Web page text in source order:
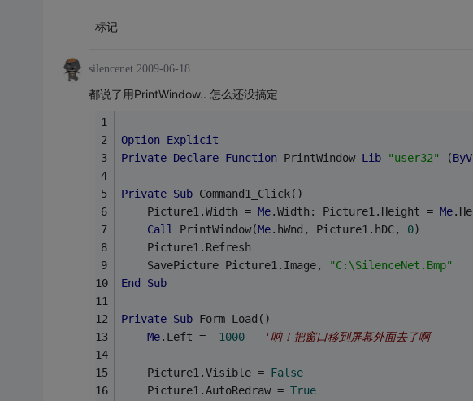
标记
silencenet 2009-06-18
都说了用PrintWindow.. 怎么还没搞定
Option Explicit
Private Declare Function PrintWindow Lib "user32" (
Private Sub Command1_Click()
    Picture1.Width =
Me.Width: Picture1.Height = Me
Call
PrintWindow(Me.hWnd, Picture1.hDC, 0)
    Picture1.Refresh
    SavePicture Picture1.Image,
"C:\SilenceNet.Bmp"
End
Sub
Private Sub Form_Load()
Me.Left = -1000 '呐！把窗口移到屏幕外面去了啊
    Picture1.Visible =
False
    Picture1.AutoRedraw =
True